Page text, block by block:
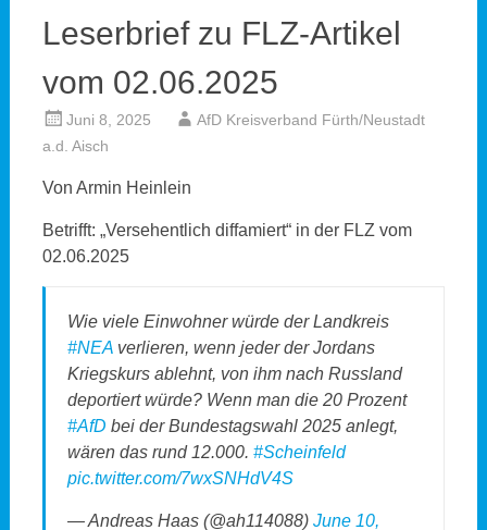
Leserbrief zu FLZ-Artikel
vom 02.06.2025
Juni 8, 2025
AfD Kreisverband Fürth/Neustadt
a.d. Aisch
Von Armin Heinlein
Betrifft: „Versehentlich diffamiert“ in der FLZ vom
02.06.2025
Wie viele Einwohner würde der Landkreis
#NEAverlieren, wenn jeder der Jordans
Kriegskurs ablehnt, von ihm nach Russland
deportiert würde? Wenn man die 20 Prozent
#AfD bei der Bundestagswahl 2025 anlegt,
wären das rund 12.000. #Scheinfeld
pic.twitter.com/7wxSNHdV4S
— Andreas Haas (@ah114088) June 10,